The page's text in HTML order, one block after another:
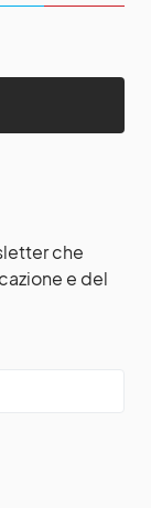
che
e del